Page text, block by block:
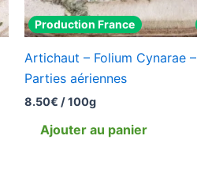
Production France
Artichaut – Folium Cynarae –
Parties aériennes
8.50€ / 100g
Ajouter au panier